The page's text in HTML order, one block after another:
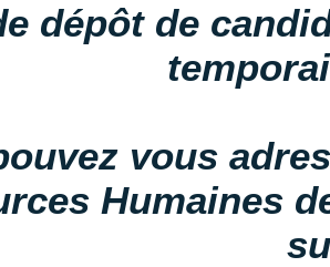
dépôt de
vous
Humaines